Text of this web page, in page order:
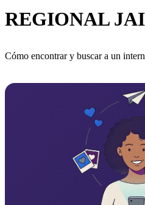
REGIONAL
Cómo encontrar y buscar a un